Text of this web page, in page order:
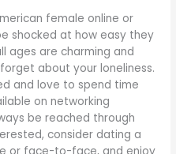
female online or
shocked at how easy they
ages are charming and
about your loneliness.
and love to spend time
on networking
be reached through
consider dating a